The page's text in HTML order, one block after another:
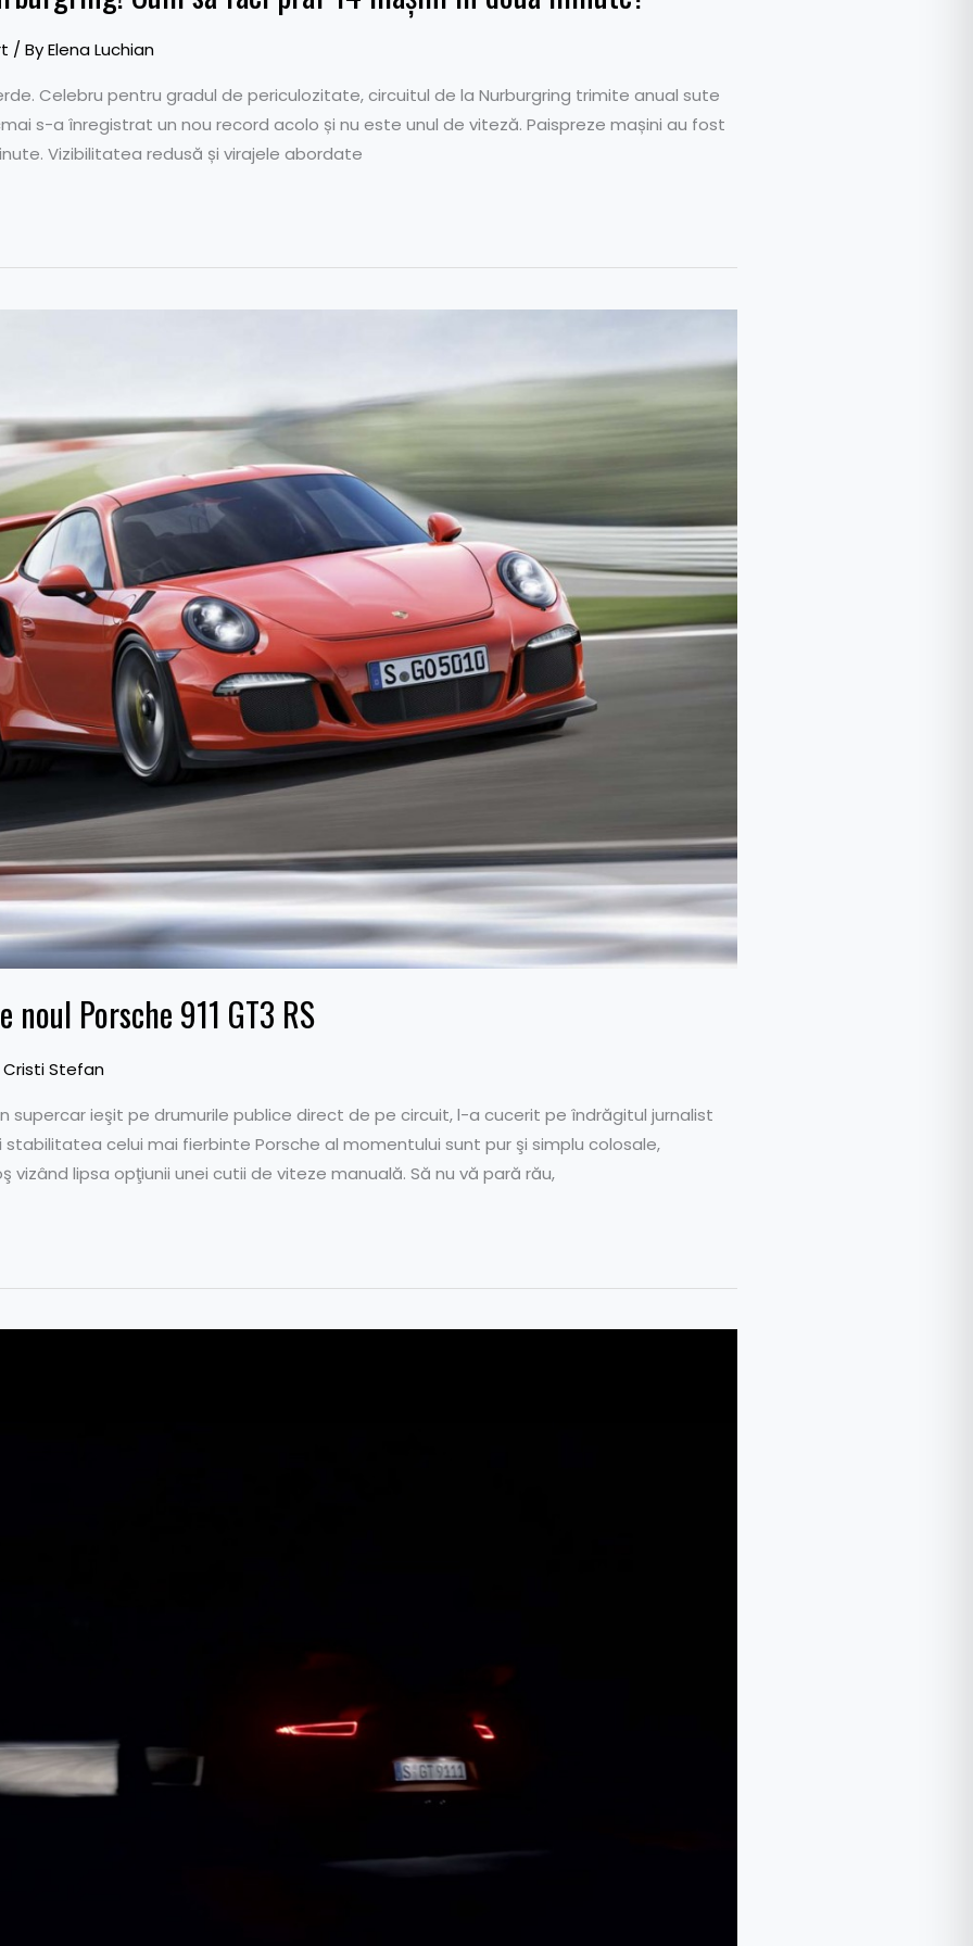
/ ByElena Luchian
Celebru pentru gradul de periculozitate, circuitul de la Nurburgring trimite anual sute
s-a înregistrat un nou record acolo și nu este unul de viteză. Paispreze mașini au fost
Vizibilitatea redusă și virajele abordate
Porsche 911 GT3 RS
Cristi Stefan
un supercar ieşit pe drumurile publice direct de pe circuit, l-a cucerit pe îndrăgitul jurnalist
stabilitatea celui mai fierbinte Porsche al momentului sunt pur şi simplu colosale,
vizând lipsa opţiunii unei cutii de viteze manuală. Să nu vă pară rău,